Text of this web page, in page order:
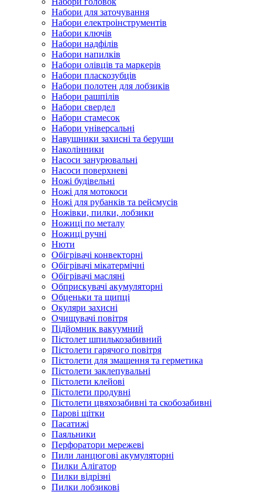
Набори для заточування
Набори електроінструментів
Набори ключів
Набори надфілів
Набори напилків
Набори олівців та маркерів
Набори пласкозубців
Набори полотен для лобзиків
Набори рашпілів
Набори свердел
Набори стамесок
Набори універсальні
Навушники захисні та беруши
Наколінники
Насоси занурювальні
Насоси поверхневі
Ножі будівельні
Ножі для мотокоси
Ножі для рубанків та рейсмусів
Ножівки, пилки, лобзики
Ножиці по металу
Ножиці ручні
Нюти
Обігрівачі конвекторні
Обігрівачі мікатермічні
Обігрівачі масляні
Обприскувачі акумуляторні
Обценьки та щипці
Окуляри захисні
Очищувачі повітря
Підйомник вакуумний
Пістолет шпилькозабивний
Пістолети гарячого повітря
Пістолети для змащення та герметика
Пістолети заклепувальні
Пістолети клейові
Пістолети продувні
Пістолети цвяхозабивні та скобозабивні
Парові щітки
Пасатижі
Паяльники
Перфоратори мережеві
Пили ланцюгові акумуляторні
Пилки Алігатор
Пилки відрізні
Пилки лобзикові